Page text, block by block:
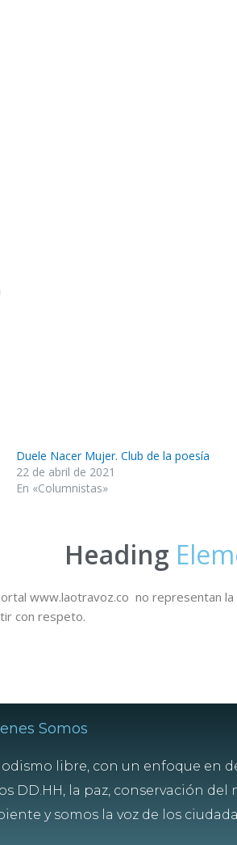
Duele Nacer Mujer. Club de la poesía
22 de abril de 2021
En «Columnistas»
Heading
www.laotravoz.co no representan
con respeto.
Somos
libre, con un enfoque en
DD.HH, la paz, conservación del
y somos la voz de los